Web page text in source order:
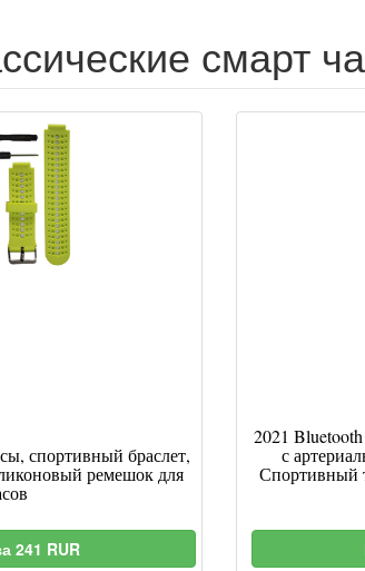
смарт
спортивный браслет,
ремешок для
241 RUR
2021
с
Спортивный